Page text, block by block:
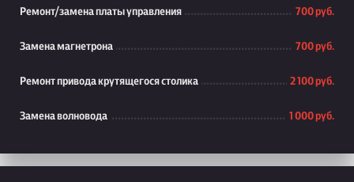
Ремонт/замена платы управления 700 руб.
Замена магнетрона 700 руб.
Ремонт привода крутящегося столика 2 100 руб.
Замена волновода 1 000 руб.